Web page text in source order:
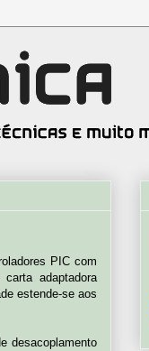
PIC com
adaptadora
estende-se aos
desacoplamento